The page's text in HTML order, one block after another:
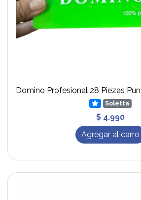
Soletta
$ 4.990
Agregar al carro